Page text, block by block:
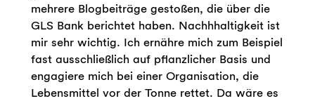
mehrere Blogbeiträge gestoßen, die über die
GLS Bank berichtet haben. Nachhhaltigkeit ist
mir sehr wichtig. Ich ernähre mich zum Beispiel
fast ausschließlich auf pflanzlicher Basis und
engagiere mich bei einer Organisation, die
Lebensmittel vor der Tonne rettet. Da wäre es